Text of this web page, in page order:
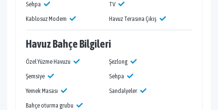
Sehpa
TV
Kablosuz Modem
Havuz Terasına Çıkış
Havuz Bahçe Bilgileri
Özel Yüzme Havuzu
Şezlong
Şemsiye
Sehpa
Yemek Masası
Sandalyeler
Bahçe oturma grubu